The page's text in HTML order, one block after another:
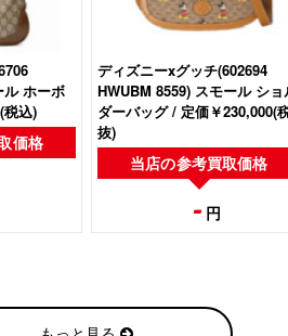
ル ホーボ
税込)
価格
ディズニーxグッチ(602694
HWUBM 8559) スモール ショ
ダーバッグ / 定価￥230,000(
抜)
当店の参考買取価格
-円